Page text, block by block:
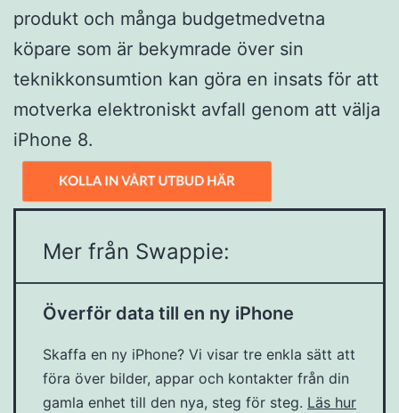
produkt och många budgetmedvetna
köpare som är bekymrade över sin
teknikkonsumtion kan göra en insats för att
motverka elektroniskt avfall genom att välja
iPhone 8.
Mer från Swappie:
Överför data till en ny iPhone
Skaffa en ny iPhone? Vi visar tre enkla sätt att
föra över bilder, appar och kontakter från din
gamla enhet till den nya, steg för steg. Läs hur